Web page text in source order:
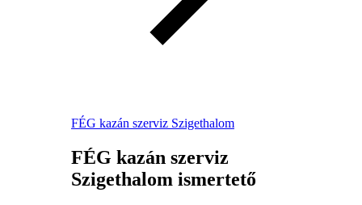
FÉG kazán szerviz Szigethalom
FÉG kazán szerviz
Szigethalom ismertető